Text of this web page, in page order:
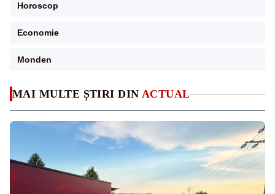
MAI MULTE ȘTIRI DIN ACTUAL
Horoscop
Economie
Monden